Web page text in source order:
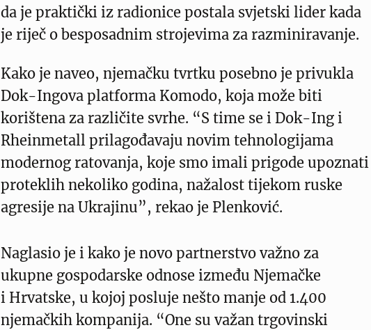
da je praktički iz radionice postala svjetski lider kada
je riječ o besposadnim strojevima za razminiravanje.
Kako je naveo, njemačku tvrtku posebno je privukla
Dok-Ingova platforma Komodo, koja može biti
korištena za različite svrhe. “S time se i Dok-Ing i
Rheinmetall prilagođavaju novim tehnologijama
modernog ratovanja, koje smo imali prigode upoznati
proteklih nekoliko godina, nažalost tijekom ruske
agresije na Ukrajinu”, rekao je Plenković.
Naglasio je i kako je novo partnerstvo važno za
ukupne gospodarske odnose između Njemačke
i Hrvatske, u kojoj posluje nešto manje od 1.400
njemačkih kompanija. “One su važan trgovinski